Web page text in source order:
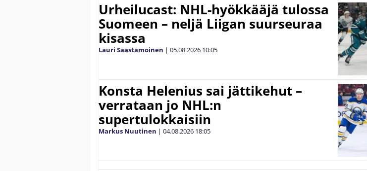
Urheilucast: NHL-hyökkääjä tulossa
Suomeen – neljä Liigan suurseuraa
kisassa
Lauri Saastamoinen | 05.08.2026 10:05
Konsta Helenius sai jättikehut –
verrataan jo NHL:n
supertulokkaisiin
Markus Nuutinen | 04.08.2026 18:05